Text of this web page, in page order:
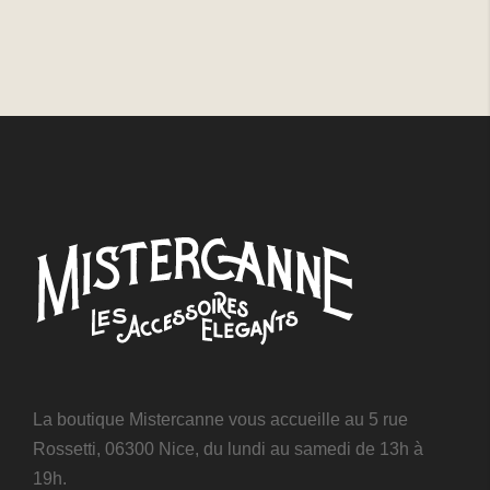
La boutique Mistercanne vous accueille au 5 rue
Rossetti, 06300 Nice, du lundi au samedi de 13h à
19h.